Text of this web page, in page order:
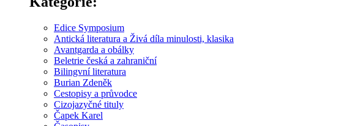
Edice Symposium
Antická literatura a Živá díla minulosti, klasika
Avantgarda a obálky
Beletrie česká a zahraniční
Bilingvní literatura
Burian Zdeněk
Cestopisy a průvodce
Cizojazyčné tituly
Čapek Karel